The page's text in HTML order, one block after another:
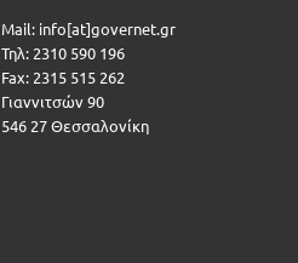
Mail: info[at]governet.gr
Τηλ: 2310 590 196
Fax: 2315 515 262
Γιαννιτσών 90
546 27 Θεσσαλονίκη